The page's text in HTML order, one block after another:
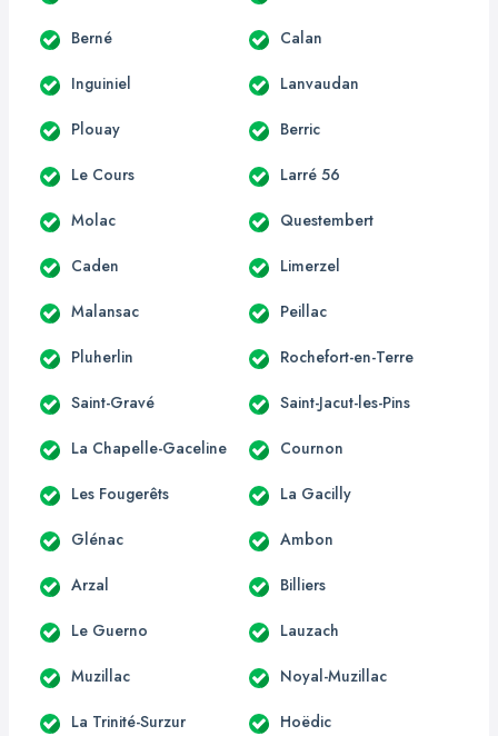
Berné Calan
Inguiniel Lanvaudan
Plouay Berric
Le Cours Larré 56
Molac Questembert
Caden Limerzel
Malansac Peillac
Pluherlin Rochefort-en-Terre
Saint-Gravé Saint-Jacut-les-Pins
La Chapelle-Gaceline Cournon
Les Fougerêts La Gacilly
Glénac Ambon
Arzal Billiers
Le Guerno Lauzach
Muzillac Noyal-Muzillac
La Trinité-Surzur Hoëdic